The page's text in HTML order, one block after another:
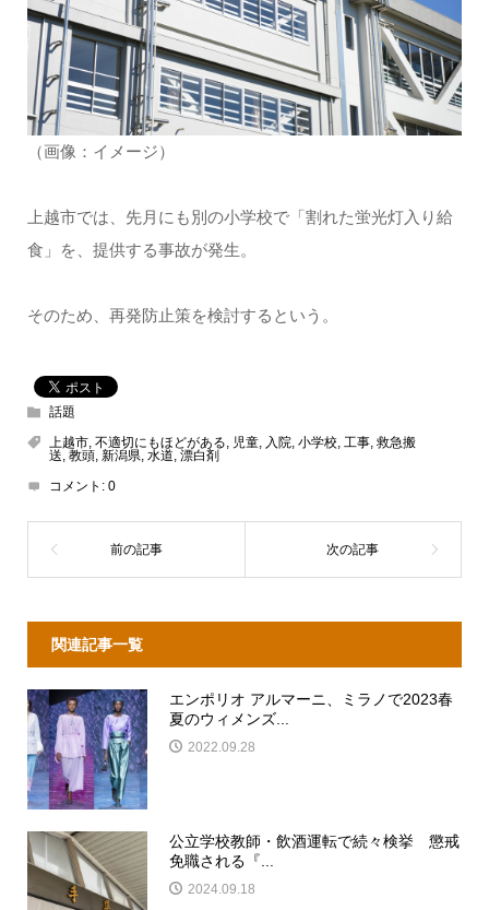
（画像：イメージ）
上越市では、先月にも別の小学校で「割れた蛍光灯入り給
食」を、提供する事故が発生。
そのため、再発防止策を検討するという。
話題
上越市, 不適切にもほどがある 児童, 入院, 小学校, 工事, 救急搬
送 教頭, 新潟県 水道 漂白剤
コメント: 0
関連記事一覧
エンポリオ アルマーニ、ミラノで2023春
夏のウィメンズ...
2022.09.28
公立学校教師・飲酒運転で続々検挙 懲戒
免職される『...
2024.09.18